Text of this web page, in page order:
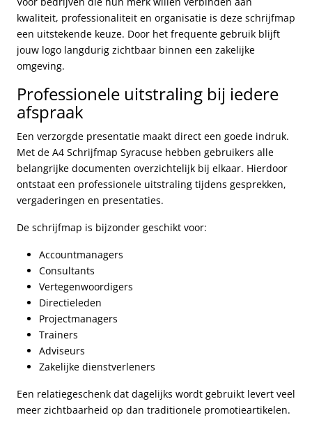
kwaliteit, professionaliteit en organisatie is deze schrijfmap
een uitstekende keuze. Door het frequente gebruik blijft
jouw logo langdurig zichtbaar binnen een zakelijke
omgeving.
Professionele uitstraling bij iedere
afspraak
Een verzorgde presentatie maakt direct een goede indruk.
Met de A4 Schrijfmap Syracuse hebben gebruikers alle
belangrijke documenten overzichtelijk bij elkaar. Hierdoor
ontstaat een professionele uitstraling tijdens gesprekken,
vergaderingen en presentaties.
De schrijfmap is bijzonder geschikt voor:
Accountmanagers
Consultants
Vertegenwoordigers
Directieleden
Projectmanagers
Trainers
Adviseurs
Zakelijke dienstverleners
Een relatiegeschenk dat dagelijks wordt gebruikt levert veel
meer zichtbaarheid op dan traditionele promotieartikelen.